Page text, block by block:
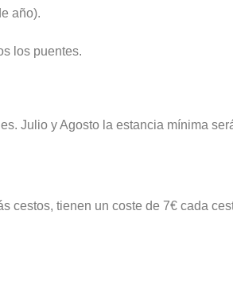
año).
los puentes.
Julio y Agosto la estancia mínima
cestos, tienen un coste de 7€ cada